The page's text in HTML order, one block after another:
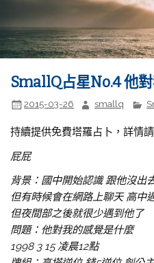
SmallQ占星No.4 他
2015-03-26 smallq
持續提供免費塔羅占卜，詳情
屁屁
背景：國中開始認識 跟他沒出
但有時候會在網路上聊天 高中
但夜間部之後就很少遇到他了
問題：他對我的感覺是什麼
1998 3 15 凌晨12點